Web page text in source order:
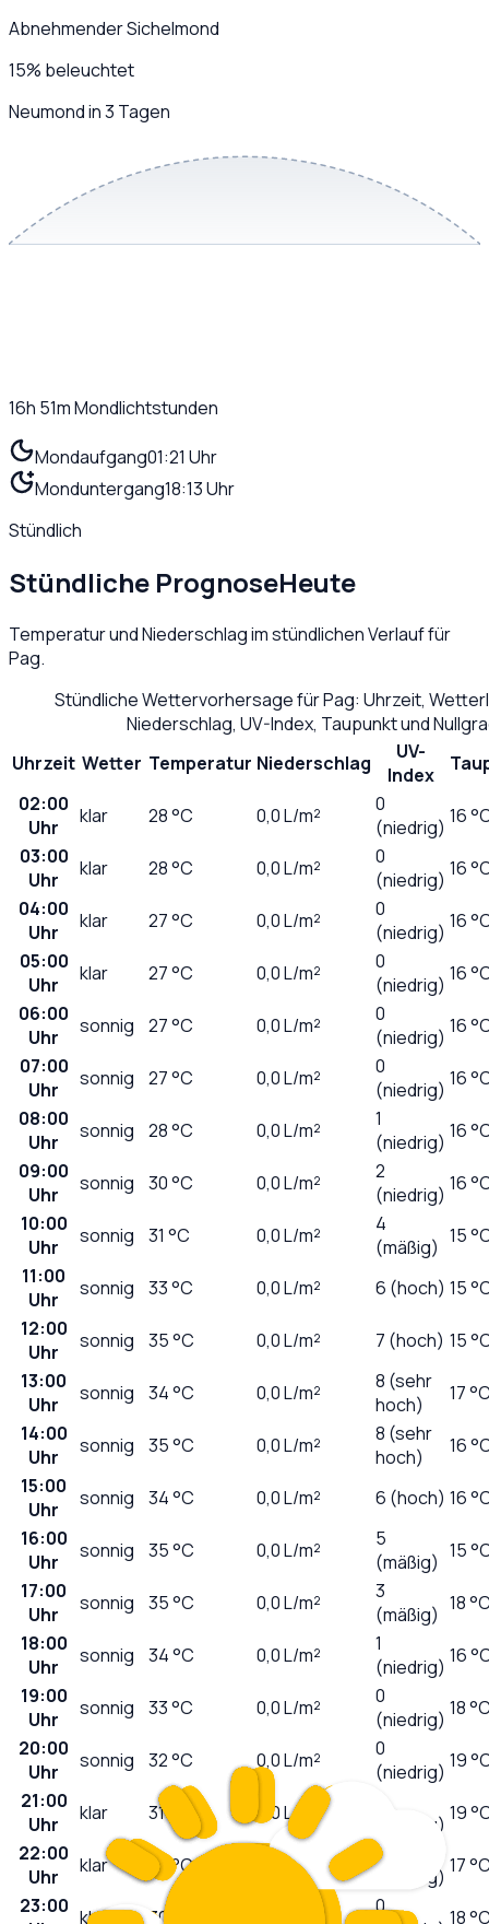
Abnehmender Sichelmond
15% beleuchtet
Neumond in 3 Tagen
16h 51mMondlichtstunden
Mondaufgang01:21 Uhr
Monduntergang18:13 Uhr
Stündlich
Stündliche PrognoseHeute
Temperatur und Niederschlag im stündlichen Verlauf für
Pag.
Stündliche Wettervorhersage fürPag: Uhrzeit,
Niederschlag, UV-Index, Taupunkt und
Uhrzeit Wetter Temperatur Niederschlag
UV-
Index
02:00
Uhr
klar 28°C 0,0L/m²
0
(niedrig) 16
03:00
Uhr
klar 28°C 0,0L/m²
0
(niedrig) 16
04:00
Uhr
klar 27°C 0,0L/m²
0
(niedrig) 16
05:00
Uhr
klar 27°C 0,0L/m²
0
(niedrig) 16
06:00
Uhr
sonnig 27°C 0,0L/m²
0
(niedrig) 16
07:00
Uhr
sonnig 27°C 0,0L/m²
0
(niedrig) 16
08:00
Uhr
sonnig 28°C 0,0L/m²
1
(niedrig) 16
09:00
Uhr
sonnig 30°C 0,0L/m²
2
(niedrig) 16
10:00
Uhr
sonnig 31 °C 0,0L/m²
4
(mäßig) 15
11:00
Uhr
sonnig 33°C 0,0L/m² 6 (hoch) 15
12:00
Uhr
sonnig 35°C 0,0L/m² 7 (hoch) 15
13:00
Uhr
sonnig 34°C 0,0L/m²
8 (sehr
hoch)
17
14:00
Uhr
sonnig 35°C 0,0L/m²
8 (sehr
hoch)
16
15:00
Uhr
sonnig 34°C 0,0L/m² 6 (hoch) 16
16:00
Uhr
sonnig 35°C 0,0L/m²
5
(mäßig) 15
17:00
Uhr
sonnig 35°C 0,0L/m²
3
(mäßig) 18
18:00
Uhr
sonnig 34°C 0,0L/m²
1
(niedrig) 16
19:00
Uhr
sonnig 33°C 0,0L/m²
0
(niedrig) 18
20:00
Uhr
sonnig 32°C 0,0L/m²
0
(niedrig) 19
21:00
Uhr
klar 31°C 0,0L/m²
(niedrig) 19
22:00
Uhr
klar 30 °C L/m²
0
(niedrig) 17
23:00 klar 30
0
18